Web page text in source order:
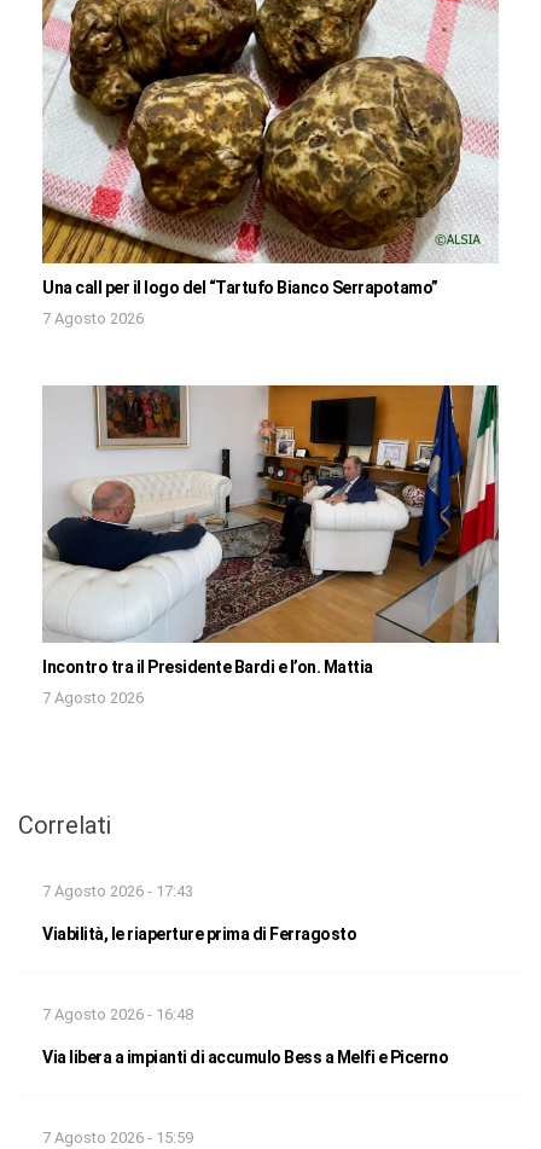
Una call per il logo del “Tartufo Bianco Serrapotamo”
7 Agosto 2026
Incontro tra il Presidente Bardi e l’on. Mattia
7 Agosto 2026
Correlati
7 Agosto 2026 - 17:43
Viabilità, le riaperture prima di Ferragosto
7 Agosto 2026 - 16:48
Via libera a impianti di accumulo Bess a Melfi e Picerno
7 Agosto 2026 - 15:59